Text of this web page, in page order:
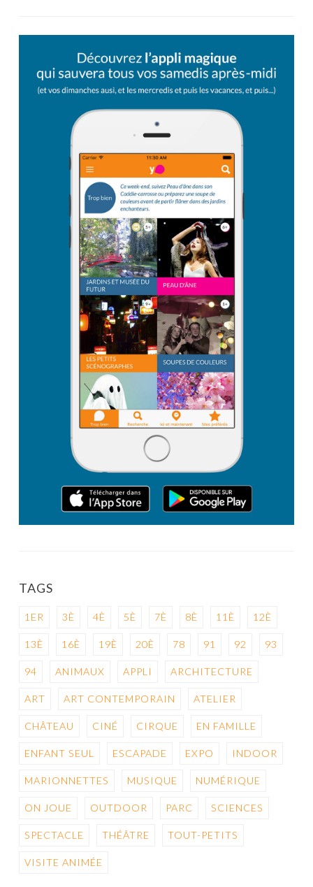
TAGS
1ER 3È 4È 5È 7È 8È 11È 12È
13È 16È 19È 20È 78 91 92 93
94 ANIMAUX APPLI ARCHITECTURE
ART ART CONTEMPORAIN ATELIER
CHÂTEAU CINÉ CIRQUE EN FAMILLE
ENFANT SEUL ESCAPADE EXPO INDOOR
MARIONNETTES MUSIQUE NUMÉRIQUE
ON JOUE OUTDOOR PARC SCIENCES
SPECTACLE THÉÂTRE TOUT-PETITS
VISITE ANIMÉE